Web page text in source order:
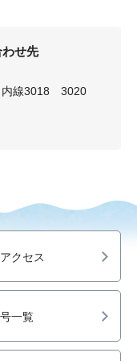
せ先
内線3018 3020
クセス
一覧